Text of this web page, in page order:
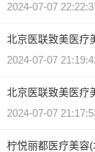
2024-07-07
北京医联致美医疗
2024-07-07
北京医联致美医疗
2024-07-07
柠悦丽都医疗美容